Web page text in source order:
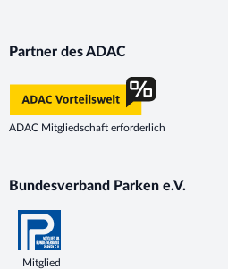
Partner des ADAC
ADAC Mitgliedschaft erforderlich
Bundesverband Parken e.V.
Mitglied